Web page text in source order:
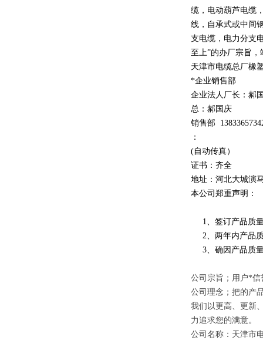
缆，电动葫芦电缆
线，自承式或中间
支电缆，电力分支
至上”的办厂宗旨，
天津市电缆总厂橡
*企业销售部
企业法人厂长：郝
总：郝国庆
销售部 13833
：
(自动传真）
证书：齐全
地址：河北大城演
本公司郑重声明：
1、签订产品质量
2、两年内产品质
3、确因产品质量
公司宗旨；用户*
公司理念；把的产
我们以更高、更新
力追求您的满意。
公司名称：天津市